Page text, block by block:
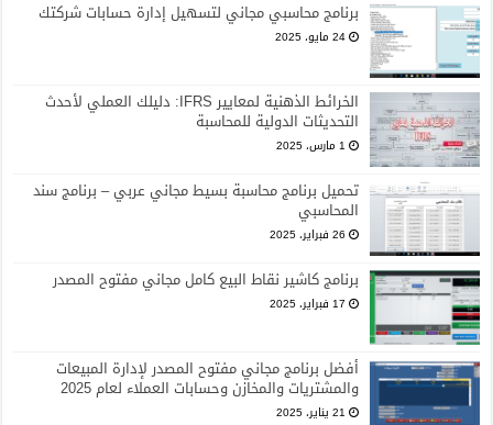
برنامج محاسبي مجاني لتسهيل إدارة حسابات شركتك
24 مايو، 2025
الخرائط الذهنية لمعايير IFRS: دليلك العملي لأحدث
التحديثات الدولية للمحاسبة
1 مارس، 2025
تحميل برنامج محاسبة بسيط مجاني عربي – برنامج سند
المحاسبي
26 فبراير، 2025
برنامج كاشير نقاط البيع كامل مجاني مفتوح المصدر
17 فبراير، 2025
أفضل برنامج مجاني مفتوح المصدر لإدارة المبيعات
والمشتريات والمخازن وحسابات العملاء لعام 2025
21 يناير، 2025